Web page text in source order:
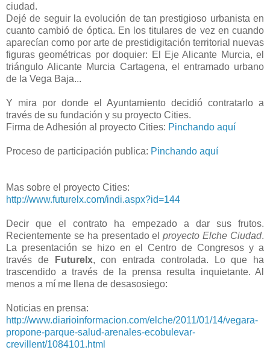
ciudad.
Dejé de seguir la evolución de tan prestigioso urbanista en
cuanto cambió de óptica. En los titulares de vez en cuando
aparecían como por arte de prestidigitación territorial nuevas
figuras geométricas por doquier: El Eje Alicante Murcia, el
triángulo Alicante Murcia Cartagena, el entramado urbano
de la Vega Baja...
Y mira por donde el Ayuntamiento decidió contratarlo a
través de su fundación y su proyecto Cities.
Firma de Adhesión al proyecto Cities: Pinchando aquí
Proceso de participación publica: Pinchando aquí
Mas sobre el proyecto Cities:
http://www.futurelx.com/indi.aspx?id=144
Decir que el contrato ha empezado a dar sus frutos.
Recientemente se ha presentado elproyecto Elche Ciudad.
La presentación se hizo en el Centro de Congresos y a
través de
Futurelx, con entrada controlada. Lo que ha
trascendido a través de la prensa resulta inquietante. Al
menos a mí me llena de desasosiego:
Noticias en prensa:
http://www.diarioinformacion.com/elche/2011/01/14/vegara-
propone-parque-salud-arenales-ecobulevar-
crevillent/1084101.html